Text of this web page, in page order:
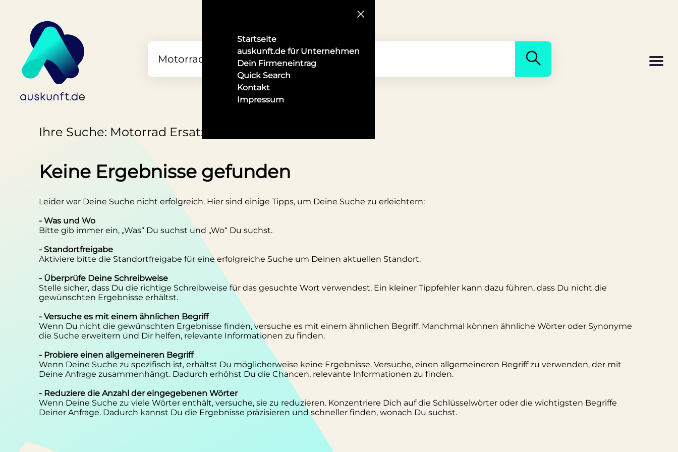
Startseite
auskunft.de für Unternehmen
Dein Firmeneintrag
Quick Search
Kontakt
Impressum
Ihre Suche: Motorrad Ersatzteilgeschäft in Fulda
Keine Ergebnisse gefunden
Leider war Deine Suche nicht erfolgreich. Hier sind einige Tipps, um Deine Suche zu erleichtern:
- Was und Wo
Bitte gib immer ein, „Was“ Du suchst und „Wo“ Du suchst.
- Standortfreigabe
Aktiviere bitte die Standortfreigabe für eine erfolgreiche Suche um Deinen aktuellen Standort.
- Überprüfe Deine Schreibweise
Stelle sicher, dass Du die richtige Schreibweise für das gesuchte Wort verwendest. Ein kleiner Tippfehler kann dazu führen, dass Du nicht die
gewünschten Ergebnisse erhältst.
- Versuche es mit einem ähnlichen Begriff
Wenn Du nicht die gewünschten Ergebnisse finden, versuche es mit einem ähnlichen Begriff. Manchmal können ähnliche Wörter oder Synonyme
die Suche erweitern und Dir helfen, relevante Informationen zu finden.
- Probiere einen allgemeineren Begriff
Wenn Deine Suche zu spezifisch ist, erhältst Du möglicherweise keine Ergebnisse. Versuche, einen allgemeineren Begriff zu verwenden, der mit
Deine Anfrage zusammenhängt. Dadurch erhöhst Du die Chancen, relevante Informationen zu finden.
- Reduziere die Anzahl der eingegebenen Wörter
Wenn Deine Suche zu viele Wörter enthält, versuche, sie zu reduzieren. Konzentriere Dich auf die Schlüsselwörter oder die wichtigsten Begriffe
Deiner Anfrage. Dadurch kannst Du die Ergebnisse präzisieren und schneller finden, wonach Du suchst.